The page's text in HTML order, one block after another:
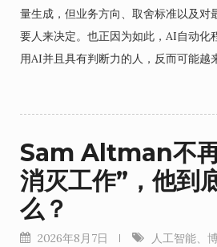
量生成，但业务方向、取舍标准以及对
要人来决定。也正因为如此，AI自动化
用AI并且具有判断力的人，反而可能越
Sam Altman不
消灭工作”，他到
么？
2026年8月7日 人工智能、